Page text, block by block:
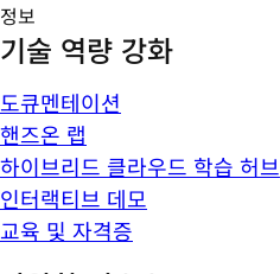
정보
기술 역량 강화
도큐멘테이션
핸즈온 랩
하이브리드 클라우드 학습 허브
인터랙티브 데모
교육 및 자격증